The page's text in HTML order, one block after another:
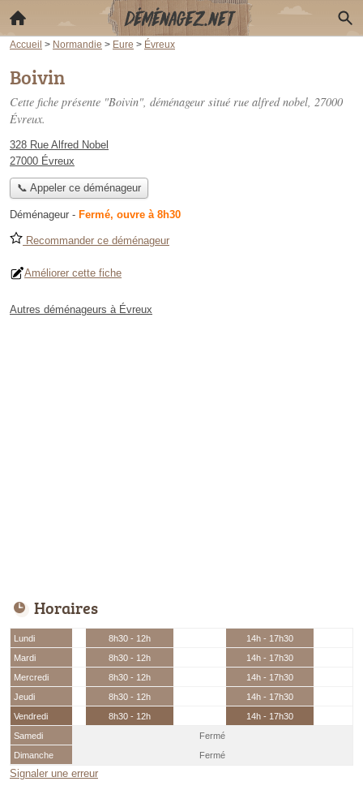
Accueil > Normandie > Eure > Évreux
Boivin
Cette fiche présente "Boivin", déménageur situé rue alfred nobel, 27000
Évreux.
328 Rue Alfred Nobel
27000 Évreux
📞 Appeler ce déménageur
Déménageur - Fermé, ouvre à 8h30
Recommander ce déménageur
Améliorer cette fiche
Autres déménageurs à Évreux
Horaires
Lundi 8h30 - 12h
14h - 17h30
Mardi
8h30 - 12h
14h - 17h30
Mercredi
8h30 - 12h
14h - 17h30
Jeudi
8h30 - 12h
14h - 17h30
Vendredi
8h30 - 12h
14h - 17h30
Samedi
Fermé
Dimanche
Fermé
Signaler une erreur